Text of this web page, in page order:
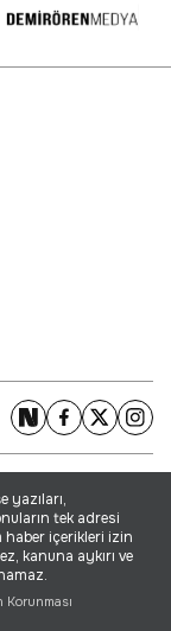
yazıları,
tek adresi
içerikleri izin
kanuna aykırı ve
Korunması